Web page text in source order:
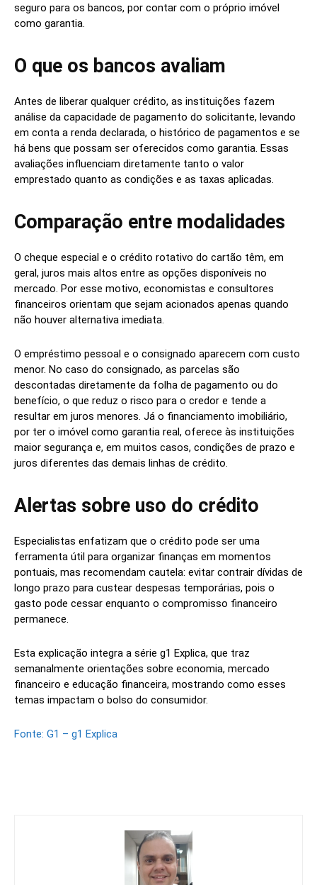
seguro para os bancos, por contar com o próprio imóvel
como garantia.
O que os bancos avaliam
Antes de liberar qualquer crédito, as instituições fazem
análise da capacidade de pagamento do solicitante, levando
em conta a renda declarada, o histórico de pagamentos e se
há bens que possam ser oferecidos como garantia. Essas
avaliações influenciam diretamente tanto o valor
emprestado quanto as condições e as taxas aplicadas.
Comparação entre modalidades
O cheque especial e o crédito rotativo do cartão têm, em
geral, juros mais altos entre as opções disponíveis no
mercado. Por esse motivo, economistas e consultores
financeiros orientam que sejam acionados apenas quando
não houver alternativa imediata.
O empréstimo pessoal e o consignado aparecem com custo
menor. No caso do consignado, as parcelas são
descontadas diretamente da folha de pagamento ou do
benefício, o que reduz o risco para o credor e tende a
resultar em juros menores. Já o financiamento imobiliário,
por ter o imóvel como garantia real, oferece às instituições
maior segurança e, em muitos casos, condições de prazo e
juros diferentes das demais linhas de crédito.
Alertas sobre uso do crédito
Especialistas enfatizam que o crédito pode ser uma
ferramenta útil para organizar finanças em momentos
pontuais, mas recomendam cautela: evitar contrair dívidas de
longo prazo para custear despesas temporárias, pois o
gasto pode cessar enquanto o compromisso financeiro
permanece.
Esta explicação integra a série g1 Explica, que traz
semanalmente orientações sobre economia, mercado
financeiro e educação financeira, mostrando como esses
temas impactam o bolso do consumidor.
Fonte: G1 – g1 Explica